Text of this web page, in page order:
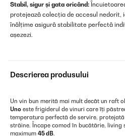
Stabil, sigur și gata oricând:
protejează colecția de accesul nedorit,
înălțime asigură stabilitate perfectă
așezezi.
Descrierea produsului
Un vin bun merită mai mult decât un raft
Uno este frigiderul de vinuri care îți
temperatura perfectă de servire,
străine. Încape comod în bucătărie, living
maximum 45 dB.